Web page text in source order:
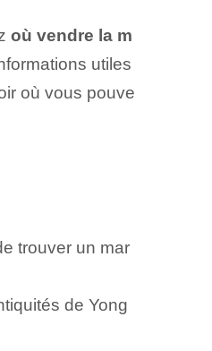
où vendre la m
utiles
où vous pouve
trouver un mar
de Yong